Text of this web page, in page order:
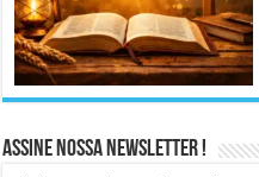
Assine Nossa Newsletter !